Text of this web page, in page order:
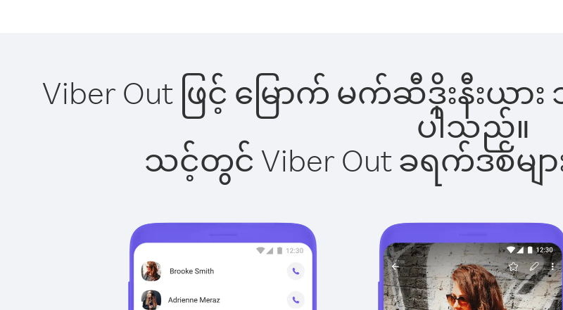
Viber Out ဖြင့် မြောက် မက်ဆီဒိုးနီးယ
ပါသည်။
သင့်တွင် Viber Out ခရက်ဒစ်မ